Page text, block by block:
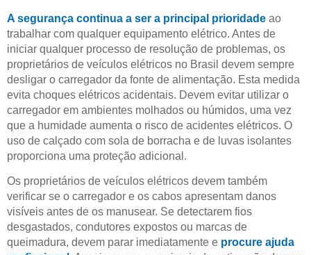
A segurança continua a ser a principal prioridade ao
trabalhar com qualquer equipamento elétrico. Antes de
iniciar qualquer processo de resolução de problemas, os
proprietários de veículos elétricos no Brasil devem sempre
desligar o carregador da fonte de alimentação. Esta medida
evita choques elétricos acidentais. Devem evitar utilizar o
carregador em ambientes molhados ou húmidos, uma vez
que a humidade aumenta o risco de acidentes elétricos. O
uso de calçado com sola de borracha e de luvas isolantes
proporciona uma proteção adicional.
Os proprietários de veículos elétricos devem também
verificar se o carregador e os cabos apresentam danos
visíveis antes de os manusear. Se detectarem fios
desgastados, condutores expostos ou marcas de
queimadura, devem parar imediatamente e procure ajuda